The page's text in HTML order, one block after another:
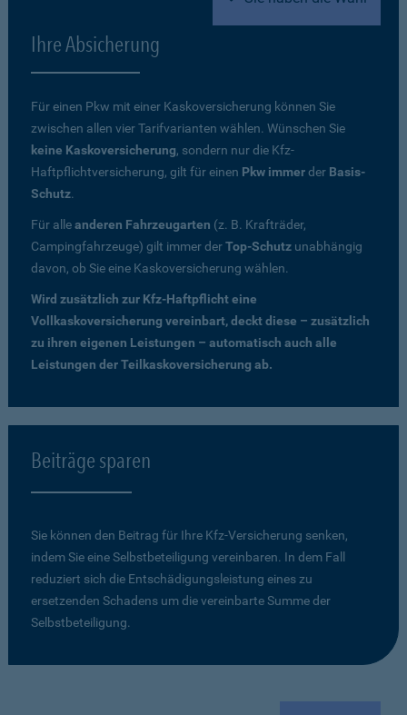
Ihre Absicherung
Für einen Pkw mit einer Kaskoversicherung können Sie
zwischen allen vier Tarifvarianten wählen. Wünschen Sie
keine Kaskoversicherung, sondern nur die Kfz-
Haftpflichtversicherung, gilt für einen Pkw immerder Basis-
Schutz.
Für alleanderen Fahrzeugarten (z. B. Krafträder,
Campingfahrzeuge) gilt immer derTop-Schutz unabhängig
davon, ob Sie eine Kaskoversicherung wählen.
Wird zusätzlich zur Kfz-Haftpflicht eine
Vollkaskoversicherung vereinbart, deckt diese – zusätzlich
zu ihren eigenen Leistungen – automatisch auch alle
Leistungen der Teilkaskoversicherung ab.
Beiträge sparen
Sie können den Beitrag für Ihre Kfz-Versicherung senken,
indem Sie eine Selbstbeteiligung vereinbaren. In dem Fall
reduziert sich die Entschädigungsleistung eines zu
ersetzenden Schadens um die vereinbarte Summe der
Selbstbeteiligung.